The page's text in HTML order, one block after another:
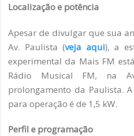
Localização e potência
Apesar de divulgar que sua
Av. Paulista (veja aqui), a
experimental da Mais FM
Rádio Musical FM, na
prolongamento da Paulista.
para operação é de 1,5 kW.
Perfil e programação